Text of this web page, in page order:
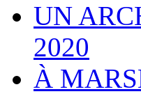
UN
2020
À